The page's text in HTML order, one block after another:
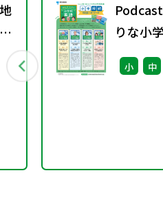
りな小
続エピ
らせ
小 中